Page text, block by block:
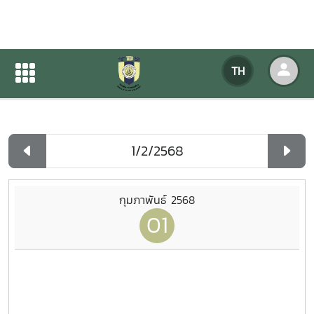
TH
ปฏิทินกิจกรรมของหน่วยงาน
ปฏิทินกิจกรรมของหน่วยงาน
กุมภาพันธ์ 2568
01